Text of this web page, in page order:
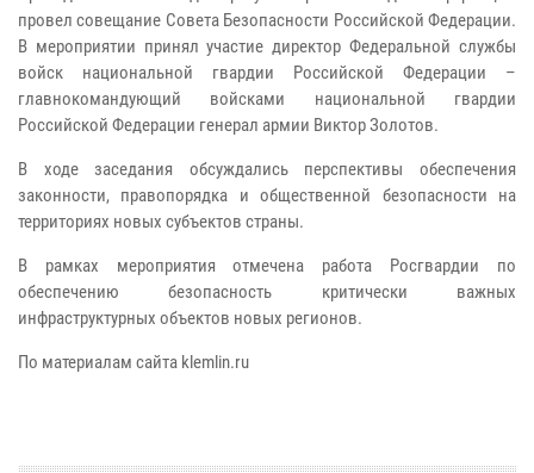
провел совещание Совета Безопасности Российской Федерации.
В мероприятии принял участие директор Федеральной службы
войск национальной гвардии Российской Федерации –
главнокомандующий войсками национальной гвардии
Российской Федерации генерал армии Виктор Золотов.
В ходе заседания обсуждались перспективы обеспечения
законности, правопорядка и общественной безопасности на
территориях новых субъектов страны.
В рамках мероприятия отмечена работа Росгвардии по
обеспечению безопасность критически важных
инфраструктурных объектов новых регионов.
По материалам сайта klemlin.ru